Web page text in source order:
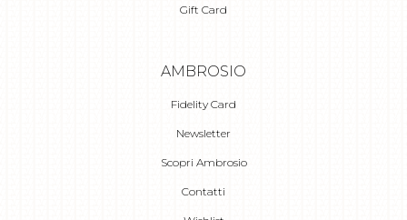
Gift Card
AMBROSIO
Fidelity Card
Newsletter
Scopri Ambrosio
Contatti